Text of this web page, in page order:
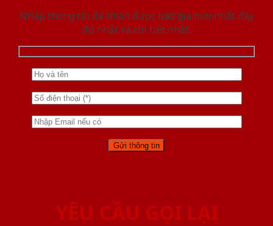
Nhập thông tin để nhận được báo giá mới nhât đầy
đủ nhất và chi tiết nhất.
YÊU CẦU GỌI LẠI